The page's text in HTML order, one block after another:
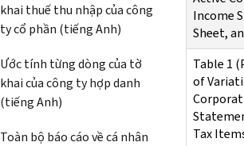
khai thuế thu nhập của công
ty cổ phần (tiếng Anh)
Ước tính từng dòng của tờ
khai của công ty hợp danh
(tiếng Anh)
Toàn bộ báo cáo về cá nhân
Income
Sheet,
Table 1
of
Tax